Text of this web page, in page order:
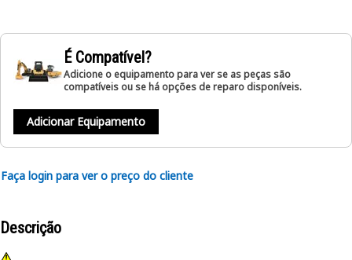
É Compatível?
Adicione o equipamento para ver se as peças são
compatíveis ou se há opções de reparo disponíveis.
Adicionar Equipamento
Faça login para ver o preço do cliente
Descrição